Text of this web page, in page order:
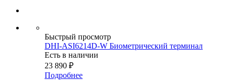
Быстрый просмотр
DHI-ASI6214D-W Биометрический терминал
Есть в наличии
23 890 ₽
Подробнее